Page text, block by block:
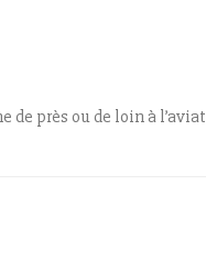
près ou de loin à